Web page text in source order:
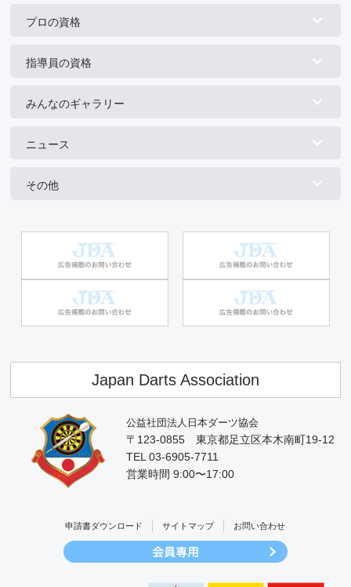
プロの資格
指導員の資格
みんなのギャラリー
ニュース
その他
Japan Darts Association
公益社団法人日本ダーツ協会
〒123-0855 東京都足立区本木南町19-12
TEL 03-6905-7711
営業時間 9:00〜17:00
申請書ダウンロード サイトマップ お問い合わせ